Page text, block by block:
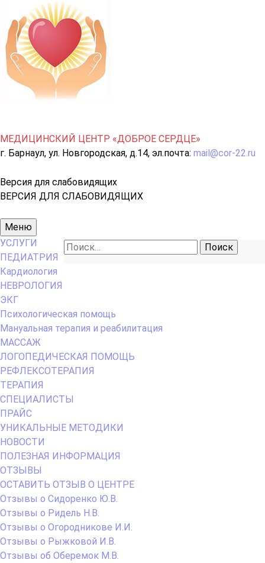
МЕДИЦИНСКИЙ ЦЕНТР «ДОБРОЕ СЕРДЦЕ»
г. Барнаул, ул. Новгородская, д.14, эл.почта: mail@cor-22.ru
Версия для слабовидящих
ВЕРСИЯ ДЛЯ СЛАБОВИДЯЩИХ
Основное
меню
Меню
Найти:
УСЛУГИ
ПЕДИАТРИЯ
Кардиология
НЕВРОЛОГИЯ
ЭКГ
Психологическая помощь
Мануальная терапия и реабилитация
МАССАЖ
ЛОГОПЕДИЧЕСКАЯ ПОМОЩЬ
РЕФЛЕКСОТЕРАПИЯ
ТЕРАПИЯ
СПЕЦИАЛИСТЫ
ПРАЙС
УНИКАЛЬНЫЕ МЕТОДИКИ
НОВОСТИ
ПОЛЕЗНАЯ ИНФОРМАЦИЯ
ОТЗЫВЫ
ОСТАВИТЬ ОТЗЫВ О ЦЕНТРЕ
Отзывы о Сидоренко Ю.В.
Отзывы о Ридель Н.В.
Отзывы о Огородникове И.И.
Отзывы о Рыжковой И.В.
Отзывы об Оберемок М.В.